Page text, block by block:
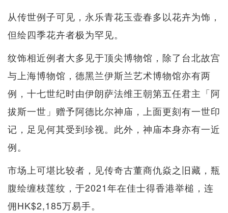
从传世例子可见，永乐青花玉壶春多以花卉为饰，
但绘四季花卉者极为罕见。
纹饰相近例者大多见于顶尖博物馆，除了台北故宫
与上海博物馆，德黑兰伊斯兰艺术博物馆亦有两
例，十七世纪时由伊朗萨法维王朝第五任君主「阿
拔斯一世」赠予阿德比尔神庙，上面更刻有一世印
记，足见何其受到珍视。此外，神庙本身亦有一近
例。
市场上可堪比较者，见传奇古董商仇焱之旧藏，瓶
腹绘缠枝莲纹，于2021年在佳士得香港举槌，连
佣HK$2,185万易手。